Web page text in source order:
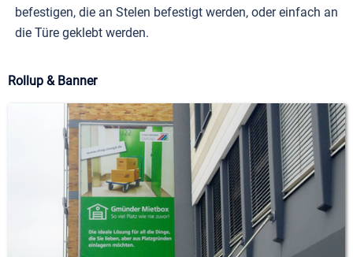
befestigen, die an Stelen befestigt werden, oder einfach an
die Türe geklebt werden.
Rollup & Banner